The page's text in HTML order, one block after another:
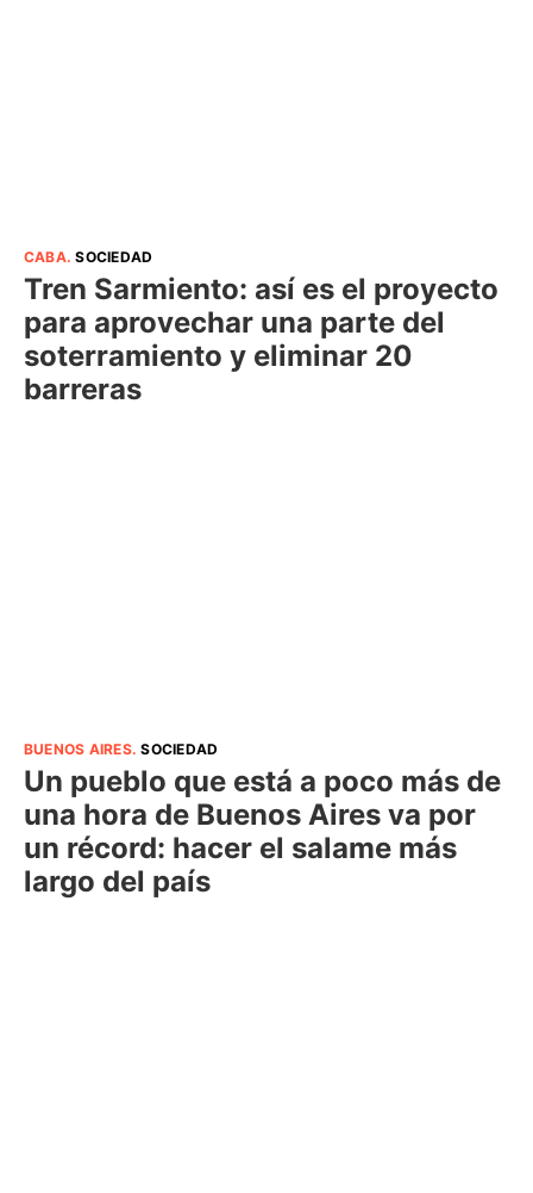
CABA.SOCIEDAD
Tren Sarmiento: así es el proyecto
para aprovechar una parte del
soterramiento y eliminar 20
barreras
BUENOS AIRES.SOCIEDAD
Un pueblo que está a poco más de
una hora de Buenos Aires va por
un récord: hacer el salame más
largo del país